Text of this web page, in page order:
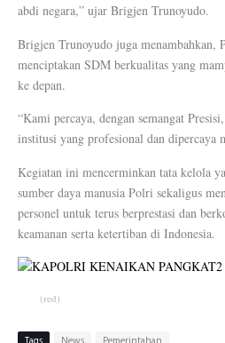
abdi negara,” ujar Brigjen Trunoyudo.
Brigjen Trunoyudo juga menambahkan,
menciptakan SDM berkualitas yang
ke depan.
“Kami percaya, dengan semangat
institusi yang profesional dan dipercaya
Kegiatan ini mencerminkan tata kelola
sumber daya manusia Polri sekaligus
personel untuk terus berprestasi dan
keamanan serta ketertiban di Indonesia.
(red)